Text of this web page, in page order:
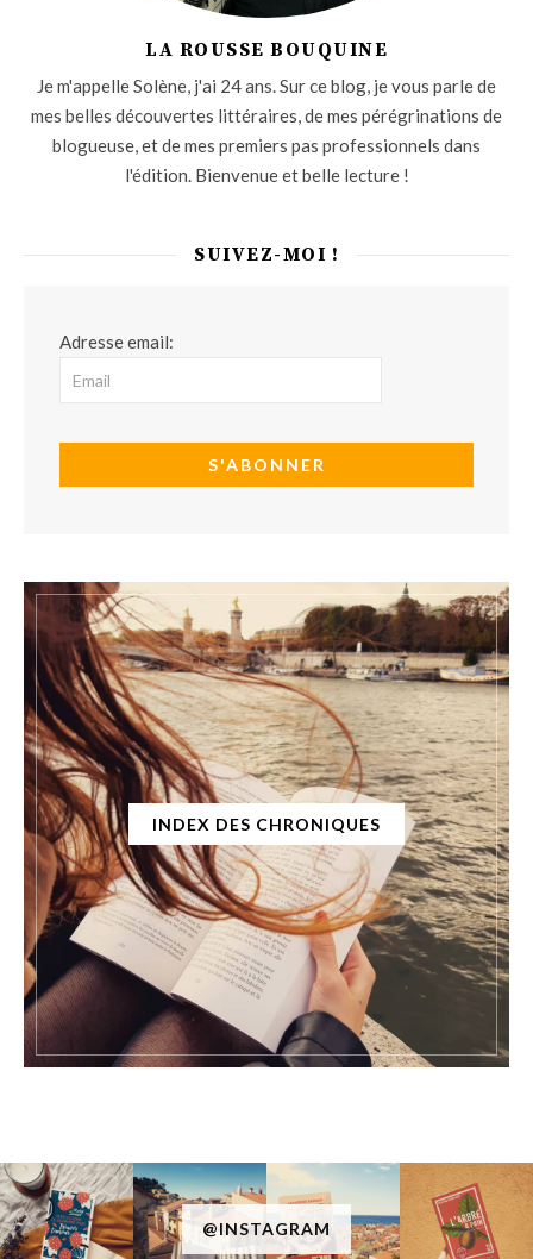
LA ROUSSE BOUQUINE
Je m'appelle Solène, j'ai 24 ans. Sur ce blog, je vous parle de
mes belles découvertes littéraires, de mes pérégrinations de
blogueuse, et de mes premiers pas professionnels dans
l'édition. Bienvenue et belle lecture !
SUIVEZ-MOI !
Adresse email:
INDEX DES CHRONIQUES
@INSTAGRAM